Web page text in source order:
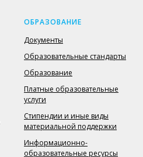
ОБРАЗОВАНИЕ
Документы
Образовательные стандарты
Образование
Платные образовательные
услуги
Стипендии и иные виды
материальной поддержки
Информационно-
образовательные ресурсы